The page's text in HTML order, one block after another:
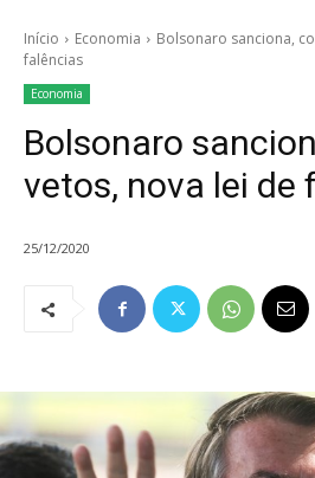
Início Economia
Bolsonaro sanciona,
falências
Economia
Bolsonaro
vetos, nova lei de
25/12/2020